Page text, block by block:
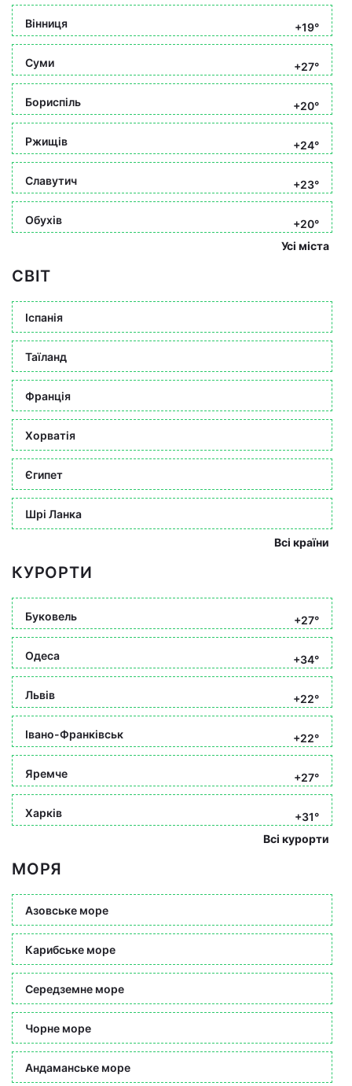
Вінниця +19°
Суми +27°
Бориспіль +20°
Ржищів +24°
Славутич +23°
Обухів
+20°
Усі міста
СВІТ
Іспанія
Таїланд
Франція
Хорватія
Єгипет
Шрі Ланка
Всі країни
КУРОРТИ
Буковель +27°
Одеса +34°
Львів +22°
Івано-Франківськ +22°
Яремче +27°
Харків
+31°
Всі курорти
МОРЯ
Азовське море
Карибське море
Середземне море
Чорне море
Андаманське море